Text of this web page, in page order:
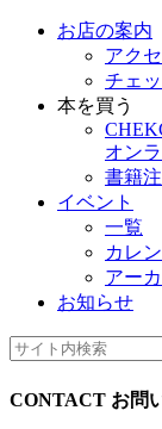
お店の案内
アク
チェ
本を買う
オン
書籍
イベント
一覧
カレ
アー
お知らせ
CONTACT お問